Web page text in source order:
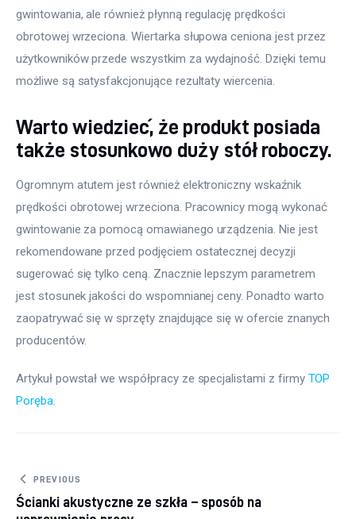
gwintowania, ale również płynną regulację prędkości
obrotowej wrzeciona. Wiertarka słupowa ceniona jest przez
użytkowników przede wszystkim za wydajność. Dzięki temu
możliwe są satysfakcjonujące rezultaty wiercenia.
Warto wiedzieć, że produkt posiada
także stosunkowo duży stół roboczy.
Ogromnym atutem jest również elektroniczny wskaźnik
prędkości obrotowej wrzeciona. Pracownicy mogą wykonać
gwintowanie za pomocą omawianego urządzenia. Nie jest
rekomendowane przed podjęciem ostatecznej decyzji
sugerować się tylko ceną. Znacznie lepszym parametrem
jest stosunek jakości do wspomnianej ceny. Ponadto warto
zaopatrywać się w sprzęty znajdujące się w ofercie znanych
producentów.
Artykuł powstał we współpracy ze specjalistami z firmy TOP
Poręba.
Nawigacja wpisu
PREVIOUS
Ścianki akustyczne ze szkła – sposób na